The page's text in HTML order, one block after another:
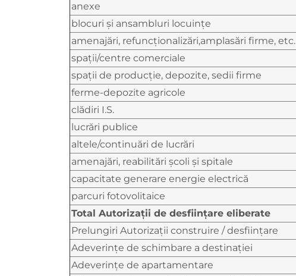
anexe
blocuri şi ansambluri locuinţe
amenajări, refuncţionalizări,amplasări firme, etc.
spaţii/centre comerciale
spaţii de producţie, depozite, sedii firme
ferme-depozite agricole
clădiri I.S.
lucrări publice
altele/continuări de lucrări
amenajări, reabilitări şcoli şi spitale
capacitate generare energie electrică
parcuri fotovolitaice
Total Autorizaţii de desfiinţare eliberate
Prelungiri Autorizații construire / desființare
Adeverințe de schimbare a destinației
Adeverințe de apartamentare